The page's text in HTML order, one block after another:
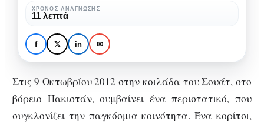
Malala Yousafzai: Το
κορίτσι που πυροβολήθηκε,
επειδή αγαπούσε το
σχολείο
που
πυροβολήθηκε,
επειδή
αγαπούσε
σχολείο
ΧΡΌΝΟΣ ΑΝΆΓΝΩΣΗΣ
11 λεπτά
f 𝕏 in ✉
Στις 9 Οκτωβρίου 2012 στην κοιλάδα του Σουάτ, στο
βόρειο Πακιστάν, συμβαίνει ένα περιστατικό, που
συγκλονίζει την παγκόσμια κοινότητα. Ένα κορίτσι,